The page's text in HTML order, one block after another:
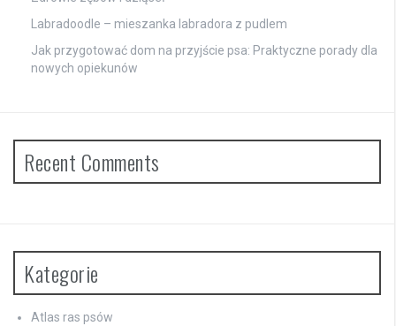
Labradoodle – mieszanka labradora z pudlem
Jak przygotować dom na przyjście psa: Praktyczne porady dla
nowych opiekunów
Recent Comments
Kategorie
Atlas ras psów